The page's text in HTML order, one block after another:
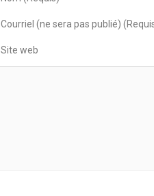
Courriel (ne sera pas publié)
Site web